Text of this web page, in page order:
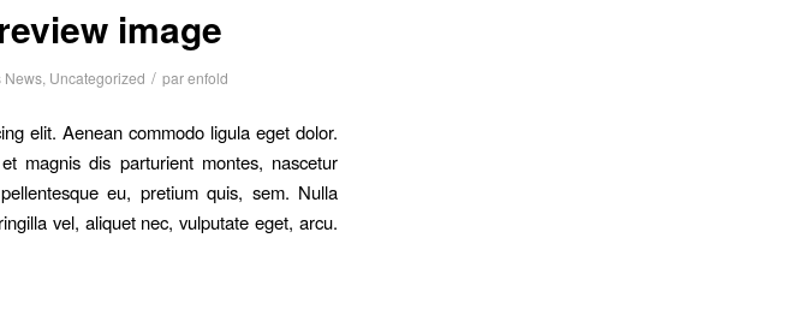
image
News, Uncategorized / parenfold
elit. Aenean commodo ligula eget dolor.
magnis dis parturient montes, nascetur
eu, pretium quis, sem. Nulla
vel, aliquet nec, vulputate eget, arcu.